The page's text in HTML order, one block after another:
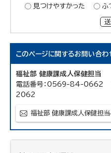
見つけやすかった
ふ
このページに関するお問い合わ
福祉部 健康課成人保健担当
電話番号：0569-84-0662
2062
福祉部 健康課成人保健担